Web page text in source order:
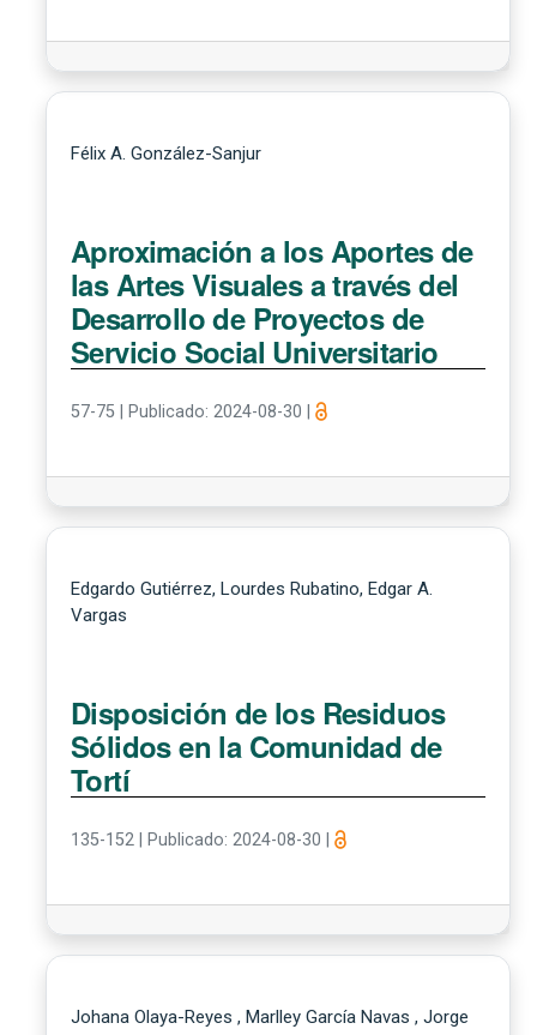
Félix A. González-Sanjur
Aproximación a los Aportes de
las Artes Visuales a través del
Desarrollo de Proyectos de
Servicio Social Universitario
57-75 Publicado: 2024-08-30
Edgardo Gutiérrez, Lourdes Rubatino, Edgar A.
Vargas
Disposición de los Residuos
Sólidos en la Comunidad de
Tortí
135-152 Publicado: 2024-08-30
Johana Olaya-Reyes , Marlley García Navas , Jorge